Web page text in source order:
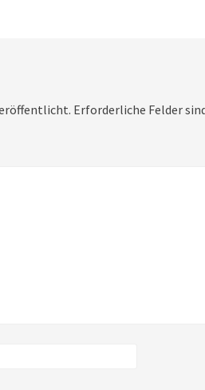
Erforderliche Felder